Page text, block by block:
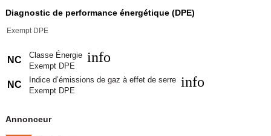
Diagnostic de performance énergétique (DPE)
Exempt DPE
NC
Classe Énergie
Exempt DPE
info
NC
Indice d’émissions de gaz à effet de serre
Exempt DPE
info
Annonceur